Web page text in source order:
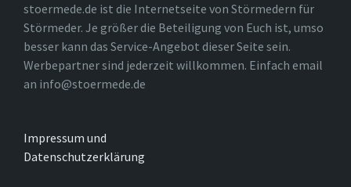
stoermede.de ist die Internetseite von Störmedern für
Störmeder. Je größer die Beteiligung von Euch ist, umso
besser kann das Service-Angebot dieser Seite sein.
Werbepartner sind jederzeit willkommen. Einfach email
an info@stoermede.de
Impressum und
Datenschutzerklärung